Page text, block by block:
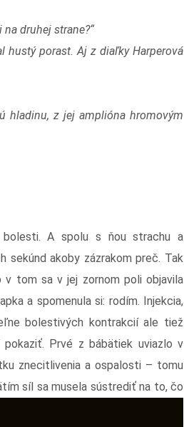
druhej strane?“
hustý porast. Aj z diaľky Harperová
hladinu, z jej amplióna hromovým
bolesti. A spolu s ňou strachu a
sekúnd akoby zázrakom preč. Tak
v tom sa v jej zornom poli objavila
a spomenula si: rodím. Injekcia,
bolestivých kontrakcií ale tiež
Prvé z bábätiek uviazlo v
znecitlivenia a ospalosti – tomu
síl sa musela sústrediť na to, čo